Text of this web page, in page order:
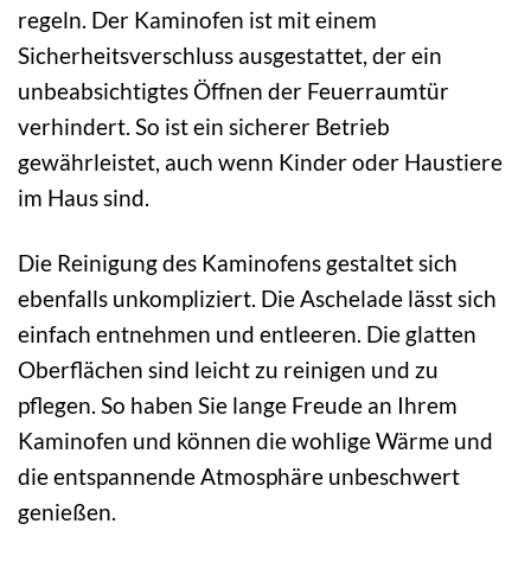
regeln. Der Kaminofen ist mit einem
Sicherheitsverschluss ausgestattet, der ein
unbeabsichtigtes Öffnen der Feuerraumtür
verhindert. So ist ein sicherer Betrieb
gewährleistet, auch wenn Kinder oder Haustiere
im Haus sind.
Die Reinigung des Kaminofens gestaltet sich
ebenfalls unkompliziert. Die Aschelade lässt sich
einfach entnehmen und entleeren. Die glatten
Oberflächen sind leicht zu reinigen und zu
pflegen. So haben Sie lange Freude an Ihrem
Kaminofen und können die wohlige Wärme und
die entspannende Atmosphäre unbeschwert
genießen.